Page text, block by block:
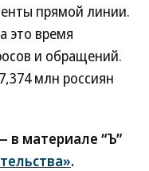
прямой линии.
это время
и обращений.
7,374 млн россиян
в материале “Ъ”
.